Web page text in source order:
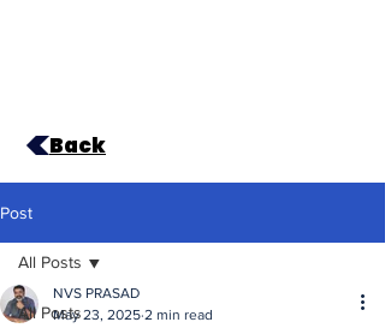
Back
Post
All Posts
All Posts
NVS PRASAD
May 23, 2025 2 min read